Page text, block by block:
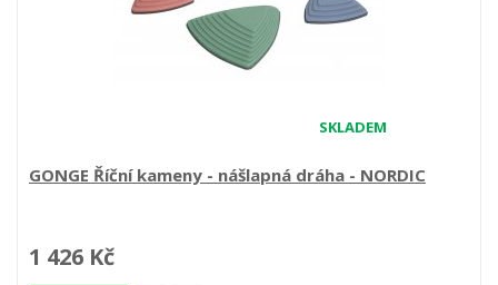
SKLADEM
GONGE Říční kameny - nášlapná dráha - NORDIC
1 426 Kč